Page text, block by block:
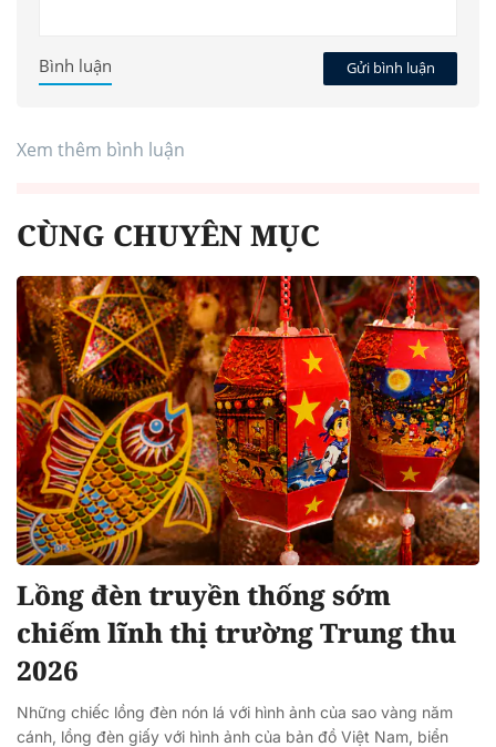
Gửi bình luận
Bình luận
Xem thêm bình luận
CÙNG CHUYÊN MỤC
Lồng đèn truyền thống sớm
chiếm lĩnh thị trường Trung thu
2026
Những chiếc lồng đèn nón lá với hình ảnh của sao vàng năm
cánh, lồng đèn giấy với hình ảnh của bản đồ Việt Nam, biển